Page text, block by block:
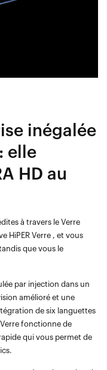
inégalée
elle
HD au
à travers le Verre
HiPER Verre , et vous
que vous le
par injection dans un
amélioré et une
de six languettes
fonctionne de
qui vous permet de